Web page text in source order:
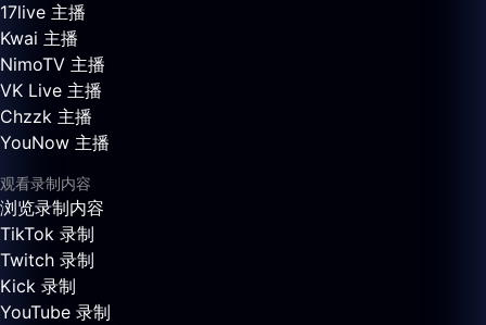
17live 主播
Kwai 主播
NimoTV 主播
VK Live 主播
Chzzk 主播
YouNow 主播
观看录制内容
浏览录制内容
TikTok 录制
Twitch 录制
Kick 录制
YouTube 录制